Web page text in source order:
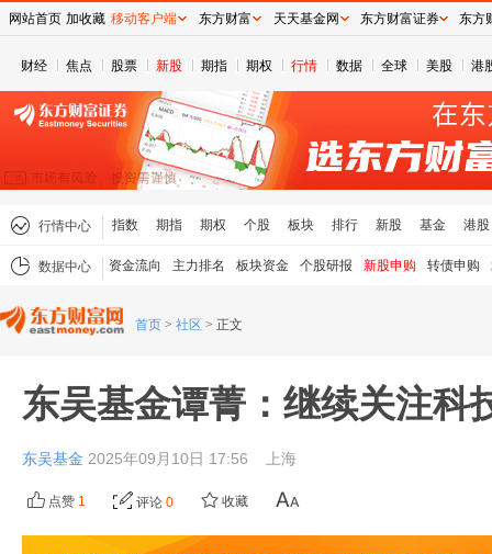
财经 焦点 股票 新股 期指 期权 行情 数据 全球 美股 港
行情中心 指数 期指 期权 个股 板块 排行 新股 基金 港股
数据中心 资金流向 主力排名 板块资金 个股研报 新股申购 转债申购
首页 > 社区 > 正文
东吴基金谭菁：继续关注科
东吴基金 2025年09月10日 17:56 上海
点赞 1 评论 0 收藏
网站首页 加收藏 移动客户端 东方财富 天天基金网 东方财富证券 东方